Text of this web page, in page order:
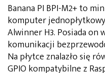
Banana PI BPI-M2+ to
komputer
Alwinner H3. Posiada on
komunikacji
Na płytce znalazło się
GPIO kompatybilne z